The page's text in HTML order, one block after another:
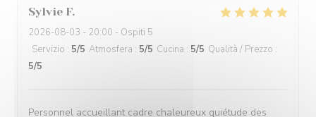
Sylvie F
2026-08-03 - 20:00 - Ospiti 5
Servizio : 5/5 Atmosfera : 5/5 Cucina : 5/5 Qualità / Prezzo :
5/5
Personnel accueillant cadre chaleureux quiétude des